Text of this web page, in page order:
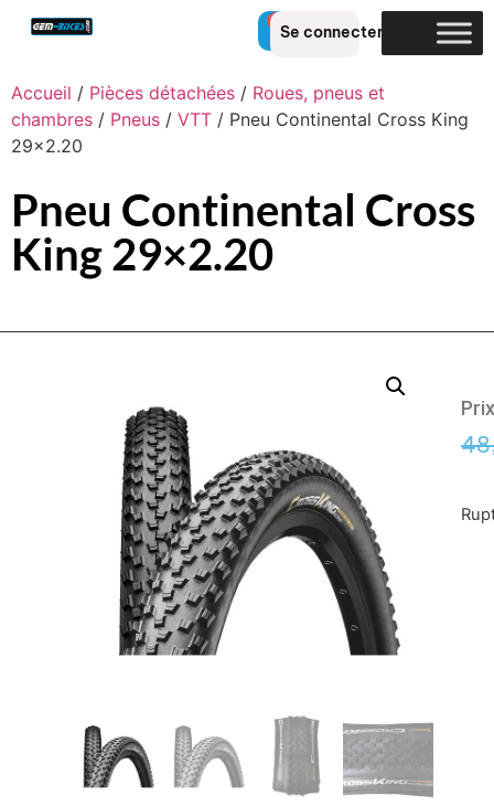
Se connecter
Accueil / Pièces détachées / Roues, pneus et
chambres / Pneus / VTT / Pneu Continental Cross King
29×2.20
Pneu Continental Cross
King 29×2.20
Prix